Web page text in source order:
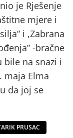
je Rješenje
mjere i
i ,Zabrana
-bračne
bile na snazi i
maja Elma
da joj se
PRUSAC